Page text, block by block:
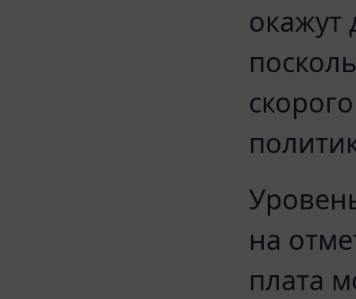
окажут
на
плата